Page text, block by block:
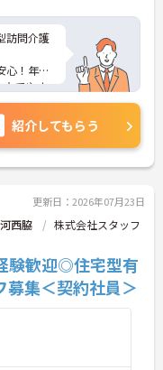
抑えなが
み規定
す】
フレッシ
取りな
。
り、定年
とで、ご
訪問介護
心！年間
立てやす
いたし
われる
身につ
紹介してもらう
更新日：2026年07月23日
西脇
株式会社スタッフ
験歓迎◎住宅型有
募集＜契約社員＞